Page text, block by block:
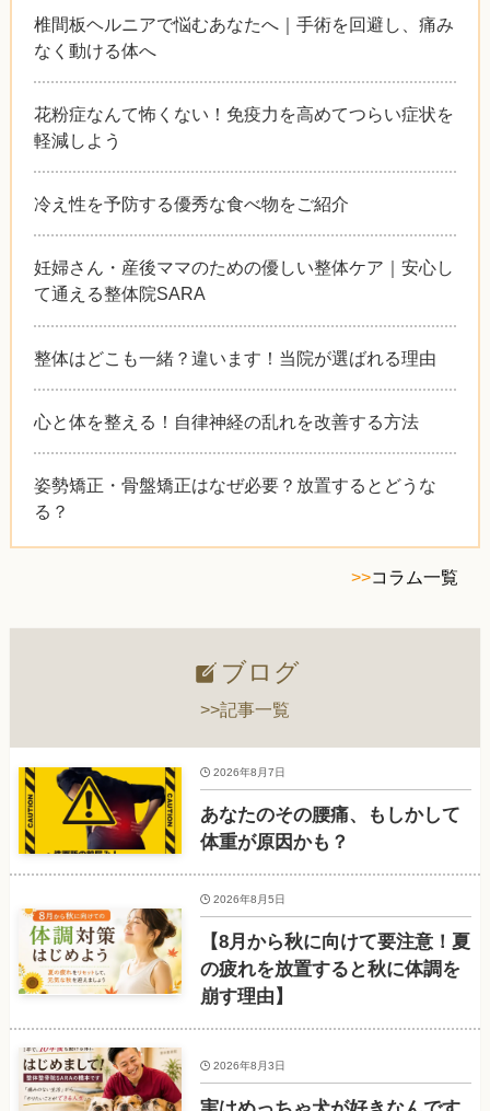
椎間板ヘルニアで悩むあなたへ｜手術を回避し、痛み
なく動ける体へ
花粉症なんて怖くない！免疫力を高めてつらい症状を
軽減しよう
冷え性を予防する優秀な食べ物をご紹介
妊婦さん・産後ママのための優しい整体ケア｜安心し
て通える整体院SARA
整体はどこも一緒？違います！当院が選ばれる理由
心と体を整える！自律神経の乱れを改善する方法
姿勢矯正・骨盤矯正はなぜ必要？放置するとどうな
る？
>>コラム一覧
ブログ
>>記事一覧
あなたのその腰痛、もしかして
体重が原因かも？
2026年8月7日
【8月から秋に向けて要注意！夏
の疲れを放置すると秋に体調を
崩す理由】
2026年8月5日
2026年8月3日